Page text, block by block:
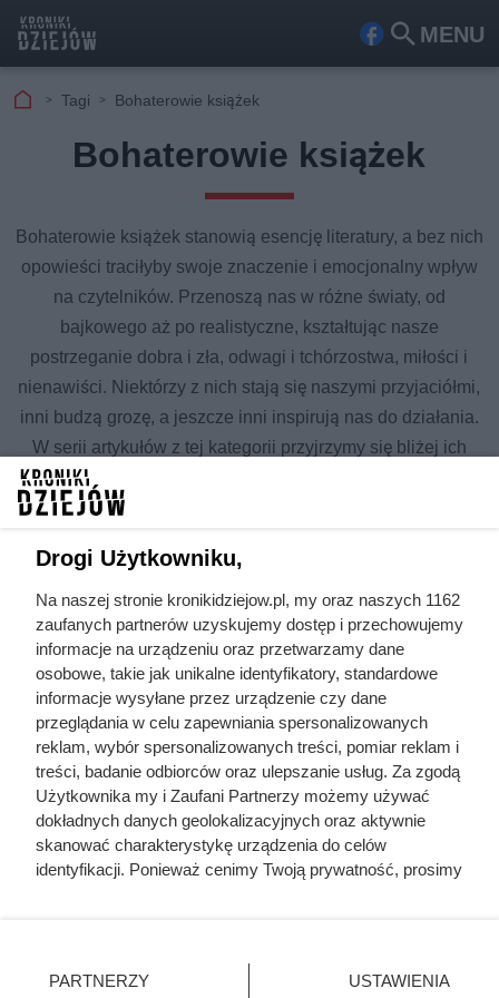
MENU
Fa Szu
Tagi Bohaterowie książek
Bohaterowie książek
Bohaterowie książek stanowią esencję literatury, a bez nich
opowieści traciłyby swoje znaczenie i emocjonalny wpływ
na czytelników. Przenoszą nas w różne światy, od
bajkowego aż po realistyczne, kształtując nasze
postrzeganie dobra i zła, odwagi i tchórzostwa, miłości i
nienawiści. Niektórzy z nich stają się naszymi przyjaciółmi,
inni budzą grozę, a jeszcze inni inspirują nas do działania.
W serii artykułów z tej kategorii przyjrzymy się bliżej ich
niezwykłym historiom, wnętrzu, wpływowi na literaturę i
kulturę oraz ich ewolucji na przestrzeni lat.
klasycznych, jak Sherlock Holmes czy Anna Karenina, po
nowoczesne ikony literatury w stylu Harry'ego Pottera i
Katniss Everdeen. Zapraszamy do zgłębiania światów
stworzonych przez najznakomitszych pisarzy i odkrywania,
co sprawia, że bohaterowie książek pozostają z nami na
zawsze.
Wszystkie artykuły w temacie
bohaterowie książek
Inne serwisy Grupy KB.pl
Drogi Użytkowniku,
Na naszej stronie kronikidziejow.pl, my oraz naszych 1162
zaufanych partnerów uzyskujemy dostęp i przechowujemy
informacje na urządzeniu oraz przetwarzamy dane
osobowe, takie jak unikalne identyfikatory, standardowe
informacje wysyłane przez urządzenie czy dane
przeglądania w celu zapewniania spersonalizowanych
reklam, wybór spersonalizowanych treści, pomiar reklam i
treści, badanie odbiorców oraz ulepszanie usług. Za zgodą
Użytkownika my i Zaufani Partnerzy możemy używać
dokładnych danych geolokalizacyjnych oraz aktywnie
skanować charakterystykę urządzenia do celów
identyfikacji. Ponieważ cenimy Twoją prywatność, prosimy
prywatności znajdujący się w lewym dolnym rogu strony
PARTNERZY USTAWIENIA